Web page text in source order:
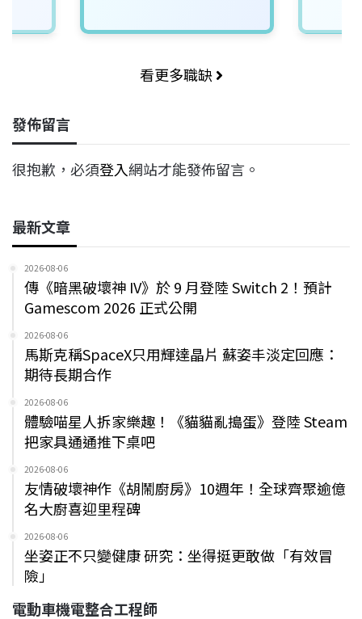
看更多職缺
發佈留言
很抱歉，必須登入網站才能發佈留言。
最新文章
2026-08-06
傳《暗黑破壞神 IV》於 9 月登陸 Switch 2！預計
Gamescom 2026 正式公開
2026-08-06
馬斯克稱SpaceX只用輝達晶片 蘇姿丰淡定回應：
期待長期合作
2026-08-06
體驗喵星人拆家樂趣！《貓貓亂搗蛋》登陸 Steam
把家具通通推下桌吧
2026-08-06
友情破壞神作《胡鬧廚房》10週年！全球齊聚逾億
名大廚喜迎里程碑
2026-08-06
坐姿正不只變健康 研究：坐得挺更敢做「有效冒
險」
電動車機電整合工程師